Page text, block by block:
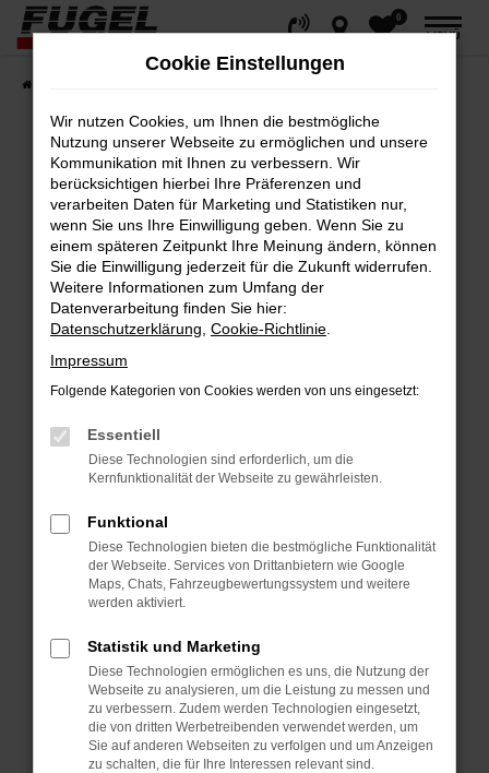
Zum
Hauptinhalt
springen
0
MENÜ
Fehler: Network Error
Beim Laden ist ein Fehler aufgetreten.
Hier sind ein paar Tipps, die dir helfen können:
Überprüfe deine Firewall und deine
Internetverbindung.
Laden andere Webseiten, zum Beispiel
deine Suchmaschine?
Prüfe deine Browsererweiterungen.
Manche Erweiterungen, wie Werbeblocker,
können das Laden bestimmter Seiten
anderen Browser oder in einem privaten
Fenster?
Starte dein Gerät neu.
vorübergehende Probleme zu beheben.
Stelle sicher, dass dein Browser und dein
Betriebssystem auf dem neuesten Stand
sind.
Veraltete Software birgt nicht nur ein
Cookie Einstellungen
Wir nutzen Cookies, um Ihnen die bestmögliche
Nutzung unserer Webseite zu ermöglichen und unsere
Kommunikation mit Ihnen zu verbessern. Wir
berücksichtigen hierbei Ihre Präferenzen und
verarbeiten Daten für Marketing und Statistiken nur,
wenn Sie uns Ihre Einwilligung geben. Wenn Sie zu
einem späteren Zeitpunkt Ihre Meinung ändern, können
Sie die Einwilligung jederzeit für die Zukunft widerrufen.
Weitere Informationen zum Umfang der
Datenverarbeitung finden Sie hier:
Datenschutzerklärung Cookie-Richtlinie
Impressum
Folgende Kategorien von Cookies werden von uns eingesetzt:
Essentiell
Diese Technologien sind erforderlich, um die
Kernfunktionalität der Webseite zu gewährleisten.
Funktional
Diese Technologien bieten die bestmögliche Funktionalität
der Webseite. Services von Drittanbietern wie Google
Maps, Chats, Fahrzeugbewertungssystem und weitere
werden aktiviert.
Statistik und Marketing
Diese Technologien ermöglichen es uns, die Nutzung der
Webseite zu analysieren, um die Leistung zu messen und
zu verbessern. Zudem werden Technologien eingesetzt,
die von dritten Werbetreibenden verwendet werden, um
Sie auf anderen Webseiten zu verfolgen und um Anzeigen
zu schalten, die für Ihre Interessen relevant sind.